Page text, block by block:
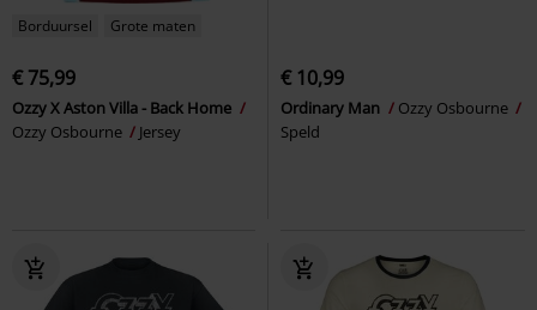
Borduursel Grote maten
€ 75,99
Ozzy X Aston Villa - Back Home
Ozzy Osbourne
Jersey
€ 10,99
Ordinary Man
Ozzy Osbourne
Speld